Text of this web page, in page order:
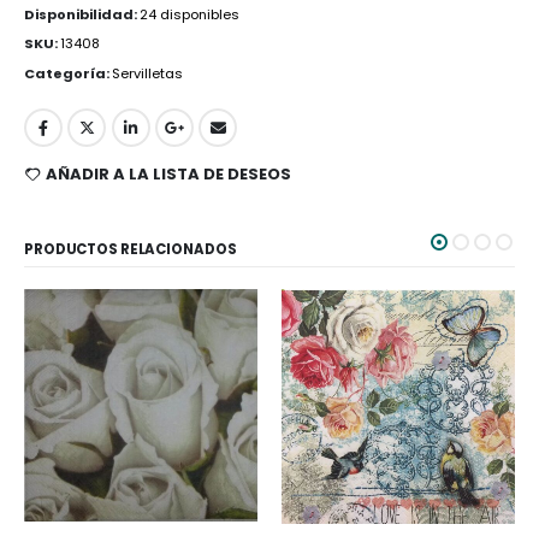
Disponibilidad:24 disponibles
SKU:13408
Categoría:Servilletas
AÑADIR A LA LISTA DE DESEOS
PRODUCTOS RELACIONADOS